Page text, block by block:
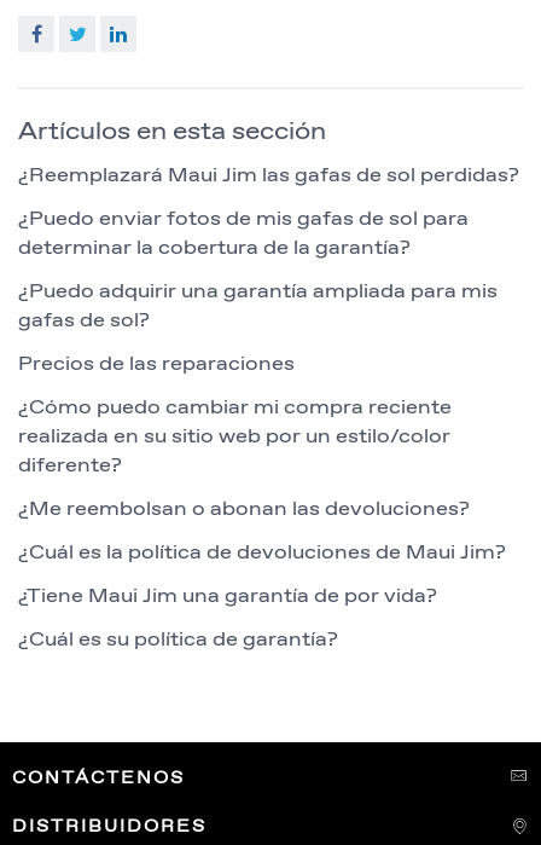
Facebook
Twitter
Artículos en esta sección
¿Reemplazará Maui Jim las gafas de sol perdidas?
¿Puedo enviar fotos de mis gafas de sol para
determinar la cobertura de la garantía?
¿Puedo adquirir una garantía ampliada para mis
gafas de sol?
Precios de las reparaciones
¿Cómo puedo cambiar mi compra reciente
realizada en su sitio web por un estilo/color
diferente?
¿Me reembolsan o abonan las devoluciones?
¿Cuál es la política de devoluciones de Maui Jim?
¿Tiene Maui Jim una garantía de por vida?
¿Cuál es su política de garantía?
CONTÁCTENOS
DISTRIBUIDORES